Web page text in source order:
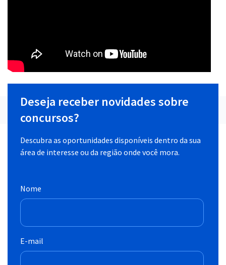
Deseja receber novidades sobre
concursos?
Descubra as oportunidades disponíveis dentro da sua
área de interesse ou da região onde você mora.
Nome
E-mail